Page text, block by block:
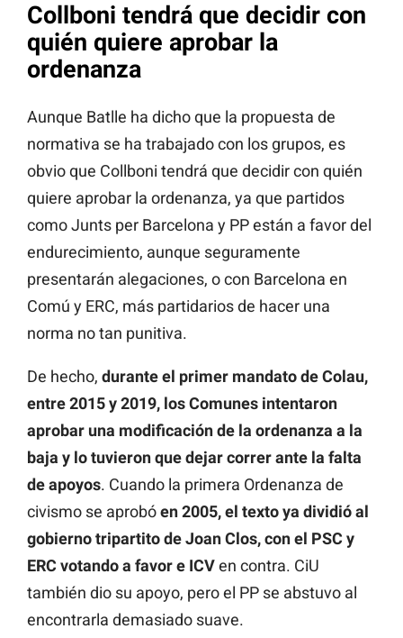
Collboni tendrá que decidir con
quién quiere aprobar la
ordenanza
Aunque Batlle ha dicho que la propuesta de
normativa se ha trabajado con los grupos, es
obvio que Collboni tendrá que decidir con quién
quiere aprobar la ordenanza, ya que partidos
como Junts per Barcelona y PP están a favor del
endurecimiento, aunque seguramente
presentarán alegaciones, o con Barcelona en
Comú y ERC, más partidarios de hacer una
norma no tan punitiva.
De hecho, durante el primer mandato de Colau,
entre 2015 y 2019, los Comunes intentaron
aprobar una modificación de la ordenanza a la
baja y lo tuvieron que dejar correr ante la falta
de apoyos. Cuando la primera Ordenanza de
civismo se aprobóen 2005, el texto ya dividió al
gobierno tripartito de Joan Clos, con el PSC y
ERC votando a favor e ICVen contra. CiU
también dio su apoyo, pero el PP se abstuvo al
encontrarla demasiado suave.